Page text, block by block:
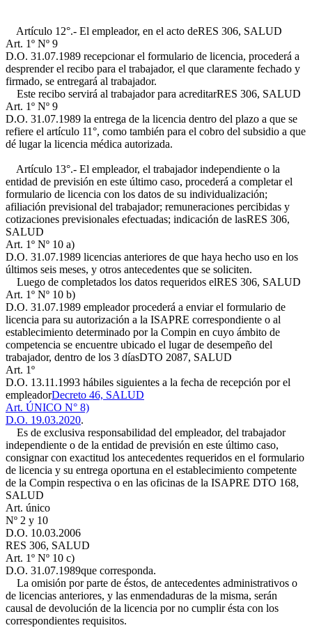
Artículo 12°.- El empleador, en el acto deRES 306, SALUD
Art. 1º Nº 9
D.O. 31.07.1989 recepcionar el formulario de licencia, procederá a
desprender el recibo para el trabajador, el que claramente fechado y
firmado, se entregará al trabajador.
Este recibo servirá al trabajador para acreditarRES 306, SALUD
Art. 1º Nº 9
D.O. 31.07.1989 la entrega de la licencia dentro del plazo a que se
refiere el artículo 11°, como también para el cobro del subsidio a que
dé lugar la licencia médica autorizada.
Artículo 13°.- El empleador, el trabajador independiente o la
entidad de previsión en este último caso, procederá a completar el
formulario de licencia con los datos de su individualización;
afiliación previsional del trabajador; remuneraciones percibidas y
cotizaciones previsionales efectuadas; indicación de lasRES 306,
SALUD
Art. 1º Nº 10 a)
D.O. 31.07.1989 licencias anteriores de que haya hecho uso en los
últimos seis meses, y otros antecedentes que se soliciten.
Luego de completados los datos requeridos elRES 306, SALUD
Art. 1º Nº 10 b)
D.O. 31.07.1989 empleador procederá a enviar el formulario de
licencia para su autorización a la ISAPRE correspondiente o al
establecimiento determinado por la Compin en cuyo ámbito de
competencia se encuentre ubicado el lugar de desempeño del
trabajador, dentro de los 3 díasDTO 2087, SALUD
Art. 1º
D.O. 13.11.1993 hábiles siguientes a la fecha de recepción por el
empleadorDecreto 46, SALUD
Art. ÚNICO N° 8)
D.O. 19.03.2020.
Es de exclusiva responsabilidad del empleador, del trabajador
independiente o de la entidad de previsión en este último caso,
consignar con exactitud los antecedentes requeridos en el formulario
de licencia y su entrega oportuna en el establecimiento competente
de la Compin respectiva o en las oficinas de la ISAPRE DTO 168,
SALUD
Art. único
Nº 2 y 10
D.O. 10.03.2006
RES 306, SALUD
Art. 1º Nº 10 c)
D.O. 31.07.1989que corresponda.
La omisión por parte de éstos, de antecedentes administrativos o
de licencias anteriores, y las enmendaduras de la misma, serán
causal de devolución de la licencia por no cumplir ésta con los
correspondientes requisitos.